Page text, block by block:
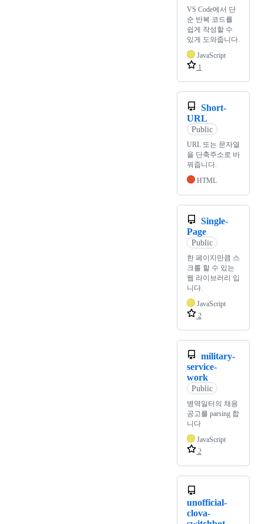
VS Code에서 단
순 반복 코드를
쉽게 작성할 수
있게 도와줍니다.
JavaScript
1
Short-
URL
Public
URL 또는 문자열
을 단축주소로 바
꿔줍니다.
HTML
Single-
Page
Public
한 페이지만큼 스
크롤 할 수 있는
웹 라이브러리 입
니다.
JavaScript
2
military-
service-
work
Public
병역일터의 채용
공고를 parsing 합
니다
JavaScript
2
unofficial-
clova-